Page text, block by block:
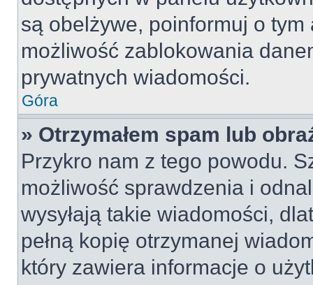
są obelżywe, poinformuj o
możliwość zablokowania
prywatnych wiadomości.
Góra
» Otrzymałem spam lub
Przykro nam z tego powodu.
możliwość sprawdzenia i
wysyłają takie wiadomości,
pełną kopię otrzymanej
który zawiera informacje o